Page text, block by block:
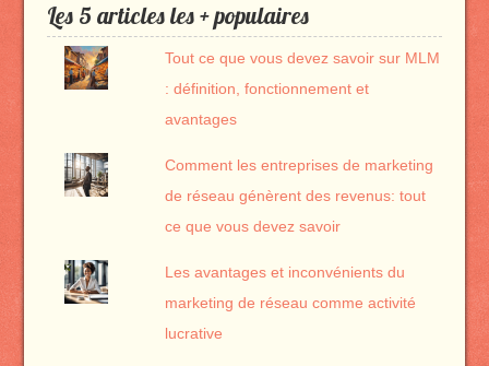
Les 5 articles les + populaires
Tout ce que vous devez savoir sur MLM
: définition, fonctionnement et
avantages
Comment les entreprises de marketing
de réseau génèrent des revenus: tout
ce que vous devez savoir
Les avantages et inconvénients du
marketing de réseau comme activité
lucrative